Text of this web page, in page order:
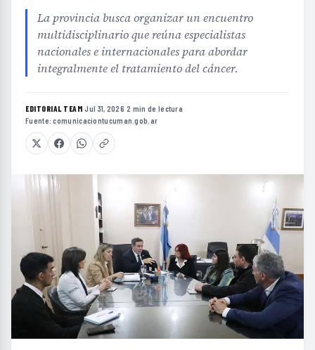
La provincia busca organizar un encuentro
multidisciplinario que reúna especialistas
nacionales e internacionales para abordar
integralmente el tratamiento del cáncer.
EDITORIAL TEAM·Jul 31, 2026·2 min de lectura·
Fuente:comunicaciontucuman.gob.ar